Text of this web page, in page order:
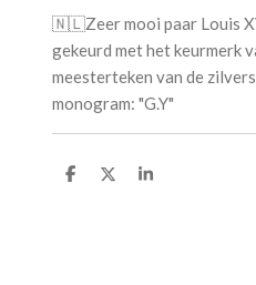
🇳🇱Zeer mooi paar Louis
gekeurd met het keurmerk
meesterteken van de
monogram: "G.Y"
S
S
S